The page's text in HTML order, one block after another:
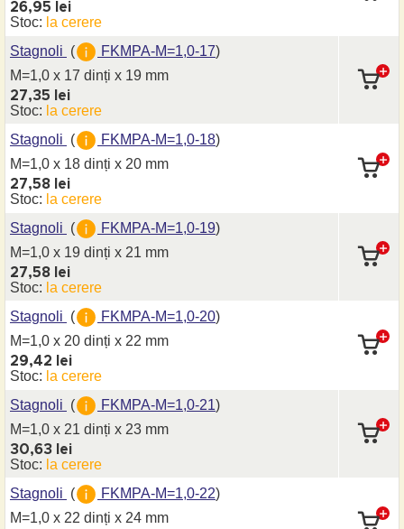
26,95 lei
Stoc: la cerere
Stagnoli ( FKMPA-M=1,0-17)
M=1,0 x 17 dinți x 19 mm
27,35 lei
Stoc: la cerere
Stagnoli ( FKMPA-M=1,0-18)
M=1,0 x 18 dinți x 20 mm
27,58 lei
Stoc: la cerere
Stagnoli ( FKMPA-M=1,0-19)
M=1,0 x 19 dinți x 21 mm
27,58 lei
Stoc: la cerere
Stagnoli ( FKMPA-M=1,0-20)
M=1,0 x 20 dinți x 22 mm
29,42 lei
Stoc: la cerere
Stagnoli ( FKMPA-M=1,0-21)
M=1,0 x 21 dinți x 23 mm
30,63 lei
Stoc: la cerere
Stagnoli ( FKMPA-M=1,0-22)
M=1,0 x 22 dinți x 24 mm